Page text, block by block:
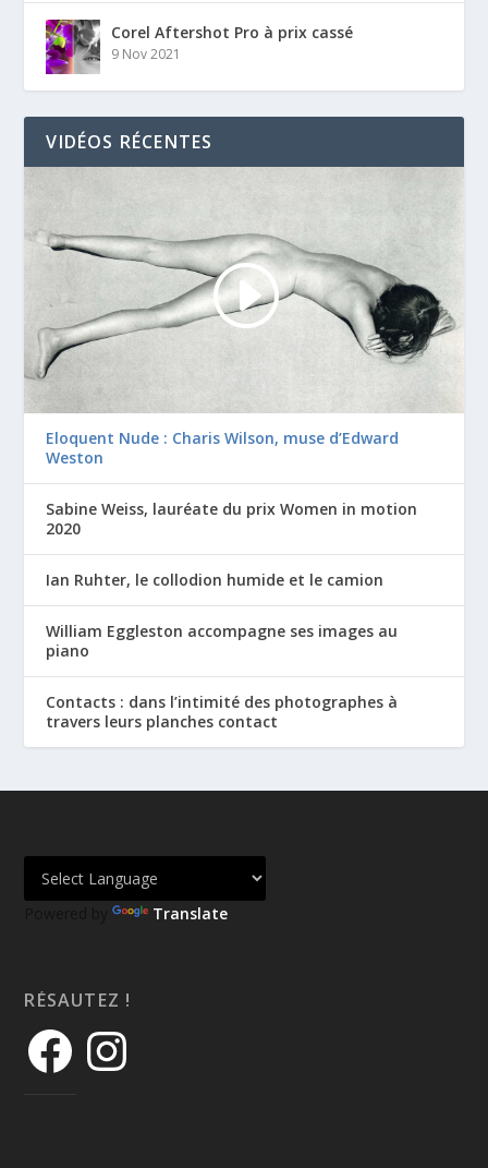
Corel Aftershot Pro à prix cassé
9 Nov 2021
VIDÉOS RÉCENTES
Eloquent Nude : Charis Wilson, muse d’Edward
Weston
Sabine Weiss, lauréate du prix Women in motion
2020
Ian Ruhter, le collodion humide et le camion
William Eggleston accompagne ses images au
piano
Contacts : dans l’intimité des photographes à
travers leurs planches contact
Powered by Translate
RÉSAUTEZ !